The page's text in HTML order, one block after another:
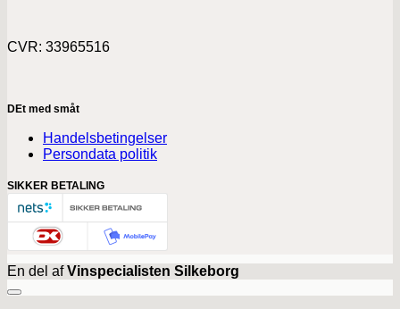
CVR: 33965516
DEt med småt
Handelsbetingelser
Persondata politik
SIKKER BETALING
En del afVinspecialisten Silkeborg